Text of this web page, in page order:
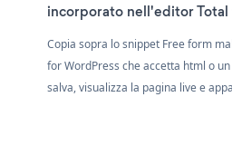
incorporato nell'editor
Copia sopra lo snippet Free form
for WordPress che accetta html o
salva, visualizza la pagina live e